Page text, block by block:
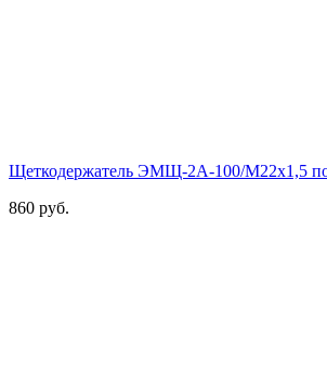
Щеткодержатель ЭМЩ-2А-100/М22х1,5
860 руб.